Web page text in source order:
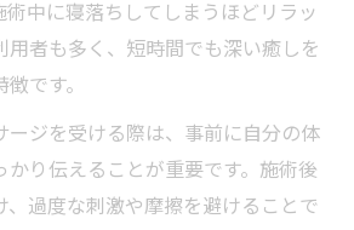
術中に寝落ちしてしまうほどリラッ
用者も多く、短時間でも深い癒しを
です。
ージを受ける際は、事前に自分の体
かり伝えることが重要です。施術後
、過度な刺激や摩擦を避けることで